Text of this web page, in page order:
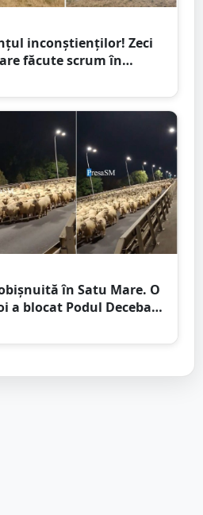
inconștienților! Zeci
făcute scrum în
în Satu Mare. O
a blocat Podul Decebal.
ciobanului